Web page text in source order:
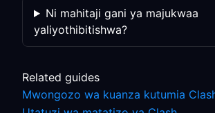
Ni mahitaji gani ya majukwaa
yaliyothibitishwa?
Related guides
Mwongozo wa kuanza kutumia